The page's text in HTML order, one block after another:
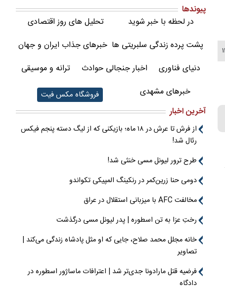
پیوندها
در لحظه با خبر شوید
تحلیل های روز اقتصادی
پشت پرده زندگی سلبریتی ها خبرهای جذاب ایران و جهان
دنیای فناوری
اخبار جنجالی حوادث
ترانه و موسیقی
خبرهای مشهدی
فروشگاه مکس فیت
آخرین اخبار
از فرش تا عرش در ۱۸ ماه؛ بازیکنی که از لیگ دسته پنجم فیکس
رئال شد!
طرح ترور لیونل مسی خنثی شد!
دومی حنا زرین‌کمر در رنکینگ المپیکی تکواندو
مخالفت AFC با میزبانی استقلال در عراق
رختِ عزا به تن اسطوره | پدر لیونل مسی درگذشت
خانه مجلل محمد صلاح، جایی که او مثل پادشاه زندگی می‌کند |
تصاویر
فرضیه قتل مارادونا جدی‌تر شد | اعترافات ماساژور اسطوره در
دادگاه